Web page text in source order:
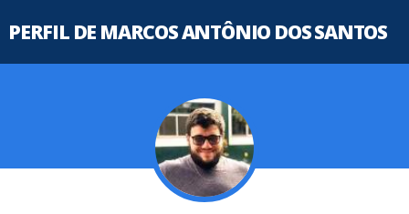
PERFIL DE MARCOS ANTÔNIO DOS SANTOS